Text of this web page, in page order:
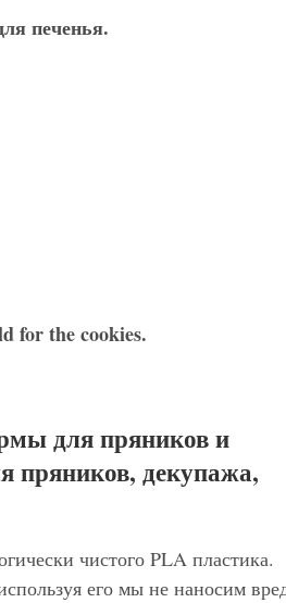
печенья.
for the cookies.
для пряников и
пряников, декупажа,
чистого PLA пластика.
его мы не наносим